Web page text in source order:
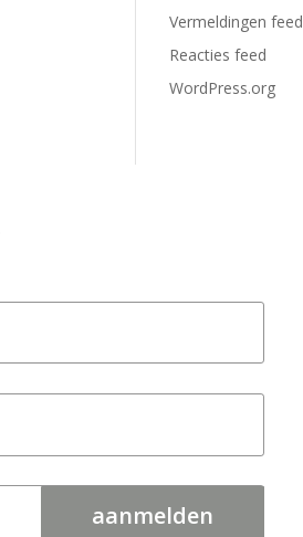
Vermeldingen feed
Reacties feed
WordPress.org
aanmelden